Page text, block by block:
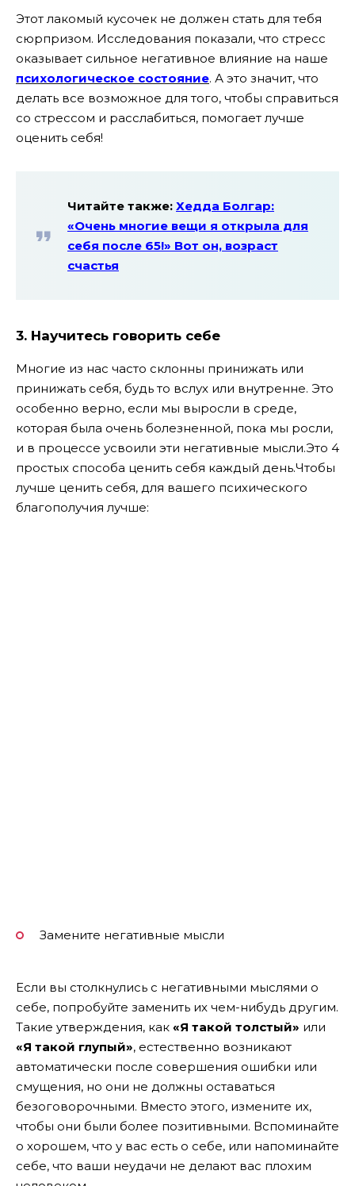
Этот лакомый кусочек не должен стать для тебя
сюрпризом. Исследования показали, что стресс
оказывает сильное негативное влияние на наше
психологическое состояние. А это значит, что
делать все возможное для того, чтобы справиться
со стрессом и расслабиться, помогает лучше
оценить себя!
Читайте также: Хедда Болгар:
«Очень многие вещи я открыла для
себя после 65!» Вот он, возраст
счастья
3. Научитесь говорить себе
Многие из нас часто склонны принижать или
принижать себя, будь то вслух или внутренне. Это
особенно верно, если мы выросли в среде,
которая была очень болезненной, пока мы росли,
и в процессе усвоили эти негативные мысли.Это 4
простых способа ценить себя каждый день.Чтобы
лучше ценить себя, для вашего психического
благополучия лучше:
Замените негативные мысли
Если вы столкнулись с негативными мыслями о
себе, попробуйте заменить их чем-нибудь другим.
Такие утверждения, как «Я такой толстый» или
«Я такой глупый», естественно возникают
автоматически после совершения ошибки или
смущения, но они не должны оставаться
безоговорочными. Вместо этого, измените их,
чтобы они были более позитивными. Вспоминайте
о хорошем, что у вас есть о себе, или напоминайте
себе, что ваши неудачи не делают вас плохим